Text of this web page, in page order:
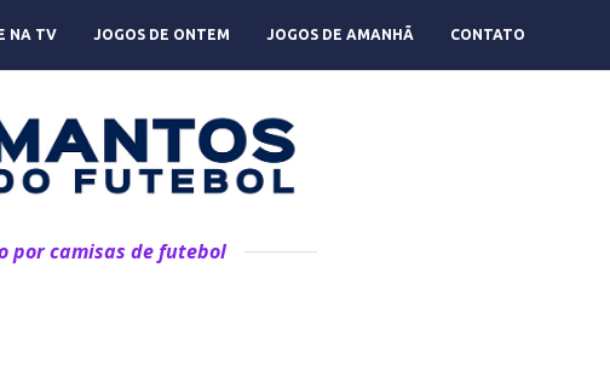
NA TV JOGOS DE ONTEM JOGOS DE AMANHÃ CONTATO
por camisas de futebol